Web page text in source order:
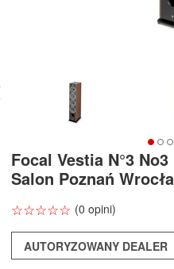
Focal Vestia N°3
Salon Poznań
☆☆☆☆☆
★★★★★ (0 opini)
AUTORYZOWANY DEALER